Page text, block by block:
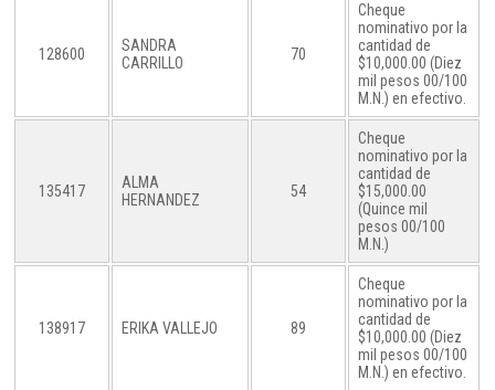
128600
SANDRA
CARRILLO
70
Cheque
nominativo por la
cantidad de
$10,000.00 (Diez
mil pesos 00/100
M.N.) en efectivo.
135417
ALMA
HERNANDEZ
54
Cheque
nominativo por la
cantidad de
$15,000.00
(Quince mil
pesos 00/100
M.N.)
138917 ERIKA VALLEJO 89
Cheque
nominativo por la
cantidad de
$10,000.00 (Diez
mil pesos 00/100
M.N.) en efectivo.